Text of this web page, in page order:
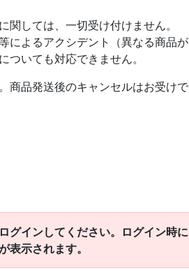
関しては、一切受け付けません。
によるアクシデント（異なる商品が
ついても対応できません。
商品発送後のキャンセルはお受けで
グインしてください。ログイン時に
表示されます。